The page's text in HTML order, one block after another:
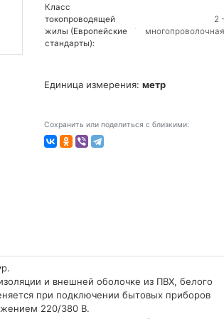
Класс
токопроводящей
жилы (Европейские
стандарты):
2 -
многопроволочная
Единица измерения: метр
Сохранить или поделиться с близкими:
и внешней оболочке из ПВХ, белого
при подключении бытовых приборов
220/380 В.